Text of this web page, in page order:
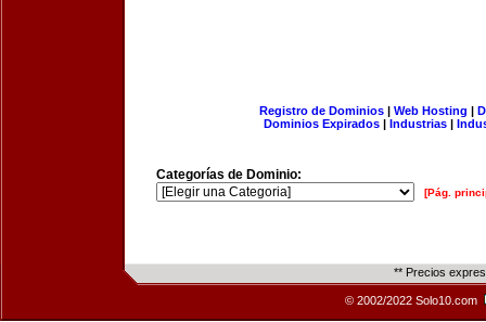
Registro de Dominios| Web Hosting |
Dominios Expirados | Industrias |
Categorías de Dominio:
[Pág.
** Precios
© 2002/2022 Solo10.com